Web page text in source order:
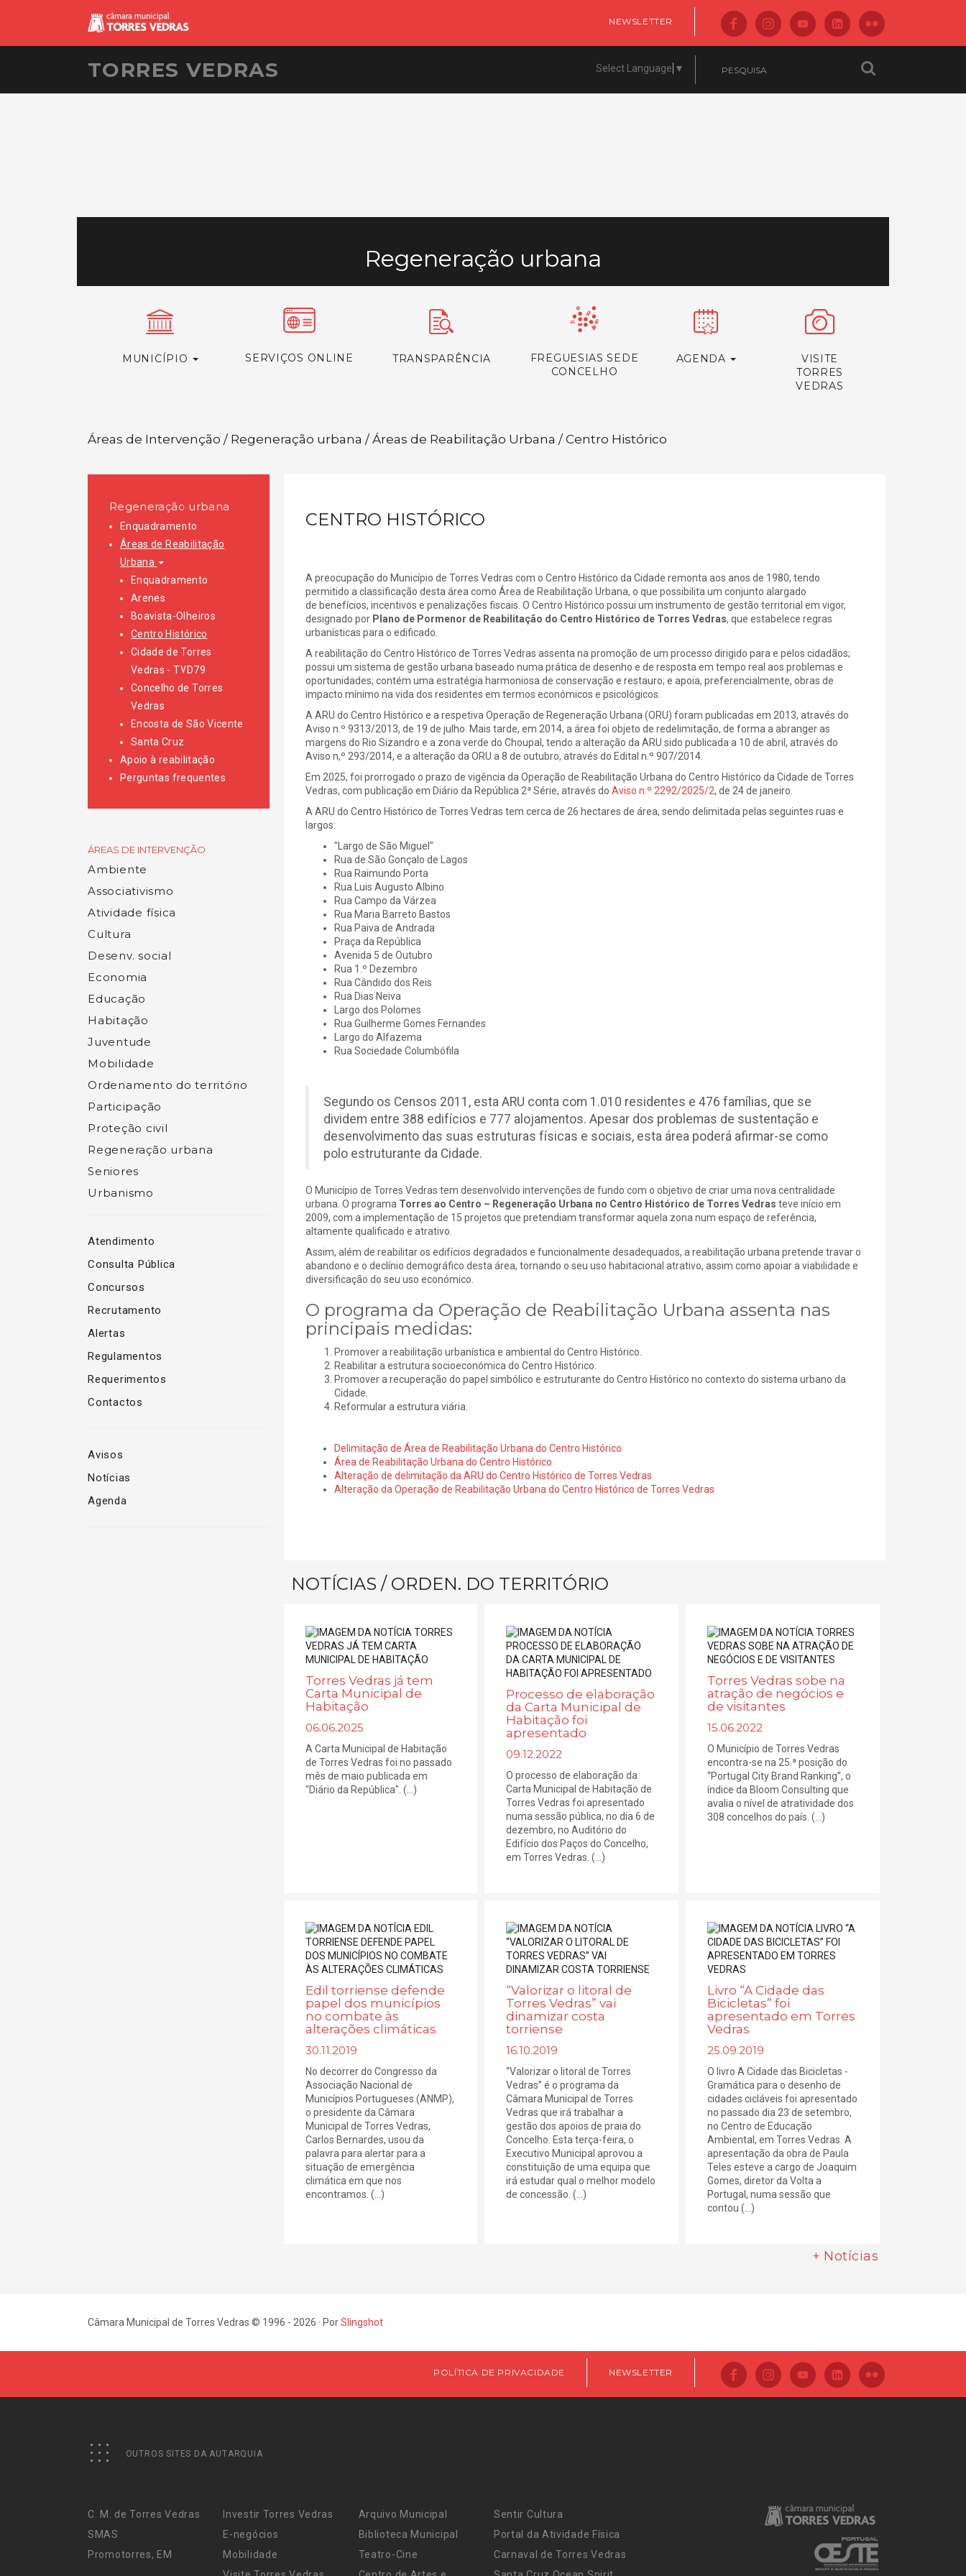
NEWSLETTER
TORRES VEDRAS Select Language ▼
Regeneração urbana
MUNICÍPIO SERVIÇOS ONLINE TRANSPARÊNCIA
FREGUESIAS SEDE
CONCELHO
AGENDA
VISITE
TORRES
VEDRAS
Áreas de Intervenção / Regeneração urbana / Áreas de Reabilitação Urbana / Centro Histórico
Regeneração urbana
Enquadramento
Áreas de Reabilitação
Urbana
Enquadramento
Arenes
Boavista-Olheiros
Centro Histórico
Cidade de Torres
Vedras - TVD79
Concelho de Torres
Vedras
Encosta de São Vicente
Santa Cruz
Apoio à reabilitação
Perguntas frequentes
ÁREAS DE INTERVENÇÃO
Ambiente
Associativismo
Atividade física
Cultura
Desenv. social
Economia
Educação
Habitação
Juventude
Mobilidade
Ordenamento do território
Participação
Proteção civil
Regeneração urbana
Seniores
Urbanismo
Atendimento
Consulta Pública
Concursos
Recrutamento
Alertas
Regulamentos
Requerimentos
Contactos
Avisos
Notícias
Agenda
CENTRO HISTÓRICO
A preocupação do Município de Torres Vedras com o Centro Histórico da Cidade remonta aos anos de 1980, tendo
permitido a classificação desta área como Área de Reabilitação Urbana, o que possibilita um conjunto alargado
de benefícios, incentivos e penalizações fiscais. O Centro Histórico possui um instrumento de gestão territorial em vigor,
designado por Plano de Pormenor de Reabilitação do Centro Histórico de Torres Vedras, que estabelece regras
urbanísticas para o edificado.
A reabilitação do Centro Histórico de Torres Vedras assenta na promoção de um processo dirigido para e pelos cidadãos;
possui um sistema de gestão urbana baseado numa prática de desenho e de resposta em tempo real aos problemas e
oportunidades; contém uma estratégia harmoniosa de conservação e restauro; e apoia, preferencialmente, obras de
impacto mínimo na vida dos residentes em termos económicos e psicológicos.
A ARU do Centro Histórico e a respetiva Operação de Regeneração Urbana (ORU) foram publicadas em 2013, através do
Aviso n.º 9313/2013, de 19 de julho. Mais tarde, em 2014, a área foi objeto de redelimitação, de forma a abranger as
margens do Rio Sizandro e a zona verde do Choupal, tendo a alteração da ARU sido publicada a 10 de abril, através do
Aviso n,º 293/2014, e a alteração da ORU a 8 de outubro, através do Edital n.º 907/2014.
Em 2025, foi prorrogado o prazo de vigência da Operação de Reabilitação Urbana do Centro Histórico da Cidade de Torres
Vedras, com publicação em Diário da República 2ª Série, através do Aviso n.º 2292/2025/2, de 24 de janeiro.
A ARU do Centro Histórico de Torres Vedras tem cerca de 26 hectares de área, sendo delimitada pelas seguintes ruas e
largos:
"Largo de São Miguel"
Rua de São Gonçalo de Lagos
Rua Raimundo Porta
Rua Luis Augusto Albino
Rua Campo da Várzea
Rua Maria Barreto Bastos
Rua Paiva de Andrada
Praça da República
Avenida 5 de Outubro
Rua 1.º Dezembro
Rua Cândido dos Reis
Rua Dias Neiva
Largo dos Polomes
Rua Guilherme Gomes Fernandes
Largo do Alfazema
Rua Sociedade Columbófila
Segundo os Censos 2011, esta ARU conta com 1.010 residentes e 476 famílias, que se
dividem entre 388 edifícios e 777 alojamentos. Apesar dos problemas de sustentação e
desenvolvimento das suas estruturas físicas e sociais, esta área poderá afirmar-se como
polo estruturante da Cidade.
O Município de Torres Vedras tem desenvolvido intervenções de fundo com o objetivo de criar uma nova centralidade
urbana. O programa Torres ao Centro – Regeneração Urbana no Centro Histórico de Torres Vedras teve início em
2009, com a implementação de 15 projetos que pretendiam transformar aquela zona num espaço de referência,
altamente qualificado e atrativo.
Assim, além de reabilitar os edifícios degradados e funcionalmente desadequados, a reabilitação urbana pretende travar o
abandono e o declínio demográfico desta área, tornando o seu uso habitacional atrativo, assim como apoiar a viabilidade e
diversificação do seu uso económico.
O programa da Operação de Reabilitação Urbana assenta nas
principais medidas:
Promover a reabilitação urbanística e ambiental do Centro Histórico.
Reabilitar a estrutura socioeconómica do Centro Histórico.
Promover a recuperação do papel simbólico e estruturante do Centro Histórico no contexto do sistema urbano da
Cidade.
Reformular a estrutura viária.
Delimitação de Área de Reabilitação Urbana do Centro Histórico
Área de Reabilitação Urbana do Centro Histórico
Alteração de delimitação da ARU do Centro Histórico de Torres Vedras
Alteração da Operação de Reabilitação Urbana do Centro Histórico de Torres Vedras
NOTÍCIAS / ORDEN. DO TERRITÓRIO
Torres Vedras já tem
Carta Municipal de
Habitação
06.06.2025
A Carta Municipal de Habitação
de Torres Vedras foi no passado
mês de maio publicada em
"Diário da República". (...)
Processo de elaboração
da Carta Municipal de
Habitação foi
apresentado
09.12.2022
O processo de elaboração da
Carta Municipal de Habitação de
Torres Vedras foi apresentado
numa sessão pública, no dia 6 de
dezembro, no Auditório do
Edifício dos Paços do Concelho,
em Torres Vedras. (...)
Torres Vedras sobe na
atração de negócios e
de visitantes
15.06.2022
O Município de Torres Vedras
encontra-se na 25.ª posição do
“Portugal City Brand Ranking”, o
índice da Bloom Consulting que
avalia o nível de atratividade dos
308 concelhos do país. (...)
Edil torriense defende
papel dos municípios
no combate às
alterações climáticas
30.11.2019
No decorrer do Congresso da
Associação Nacional de
Municípios Portugueses (ANMP),
o presidente da Câmara
Municipal de Torres Vedras,
Carlos Bernardes, usou da
palavra para alertar para a
situação de emergência
climática em que nos
encontramos. (...)
“Valorizar o litoral de
Torres Vedras” vai
dinamizar costa
torriense
16.10.2019
“Valorizar o litoral de Torres
Vedras” é o programa da
Câmara Municipal de Torres
Vedras que irá trabalhar a
gestão dos apoios de praia do
Concelho. Esta terça-feira, o
Executivo Municipal aprovou a
constituição de uma equipa que
irá estudar qual o melhor modelo
de concessão. (...)
Livro “A Cidade das
Bicicletas” foi
apresentado em Torres
Vedras
25.09.2019
O livro A Cidade das Bicicletas -
Gramática para o desenho de
cidades cicláveis foi apresentado
no passado dia 23 de setembro,
no Centro de Educação
Ambiental, em Torres Vedras. A
apresentação da obra de Paula
Teles esteve a cargo de Joaquim
Gomes, diretor da Volta a
Portugal, numa sessão que
contou (...)
+ Notícias
Câmara Municipal de Torres Vedras © 1996 - 2026 · PorSlingshot
POLÍTICA DE PRIVACIDADE NEWSLETTER
OUTROS SITES DA AUTARQUIA
C. M. de Torres Vedras
SMAS
Promotorres, EM
Investir Torres Vedras
E-negócios
Mobilidade
Arquivo Municipal
Biblioteca Municipal
Teatro-Cine
Sentir Cultura
Portal da Atividade Física
Carnaval de Torres Vedras